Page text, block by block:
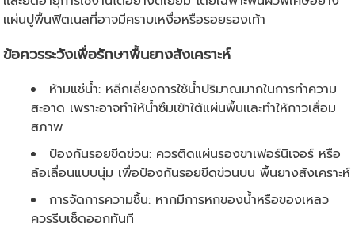
แผ่นปูพื้นฟิตเนสที่อาจมีคราบเหงื่อหรือรอยรองเท้า
ข้อควรระวังเพื่อรักษาพื้นยางสังเคราะห์
ห้ามแช่น้ำ: หลีกเลี่ยงการใช้น้ำปริมาณมากในการทำความ
สะอาด เพราะอาจทำให้น้ำซึมเข้าใต้แผ่นพื้นและทำให้กาวเสื่อม
สภาพ
ป้องกันรอยขีดข่วน: ควรติดแผ่นรองขาเฟอร์นิเจอร์ หรือ
ล้อเลื่อนแบบนุ่ม เพื่อป้องกันรอยขีดข่วนบน พื้นยางสังเคราะห์
การจัดการความชื้น: หากมีการหกของน้ำหรือของเหลว
ควรรีบเช็ดออกทันที